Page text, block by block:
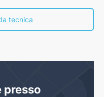
tecnica
presso